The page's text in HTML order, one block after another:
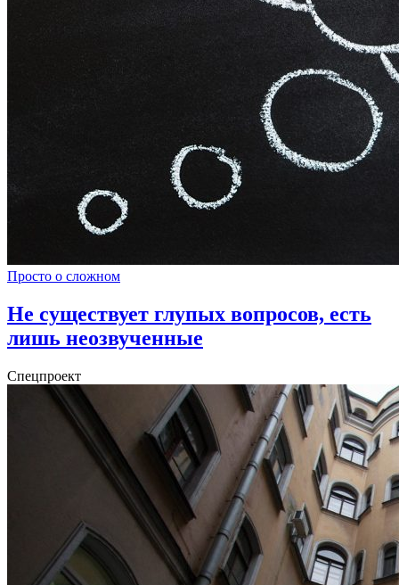
Просто о сложном
Не существует глупых вопросов, есть
лишь неозвученные
Спецпроект